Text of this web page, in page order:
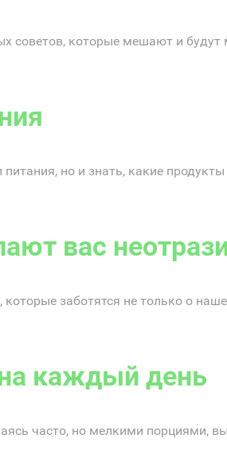
советов, которые мешают и
но и знать, какие
вас
заботятся не только о
каждый день
часто, но мелкими порциями,